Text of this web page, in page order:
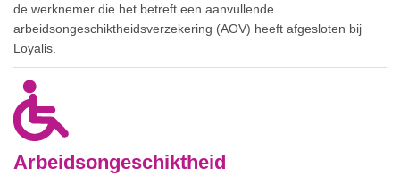
Arbeidsongeschiktheid
de werknemer die het betreft een aanvullende
arbeidsongeschiktheidsverzekering (AOV) heeft afgesloten bij
Loyalis.